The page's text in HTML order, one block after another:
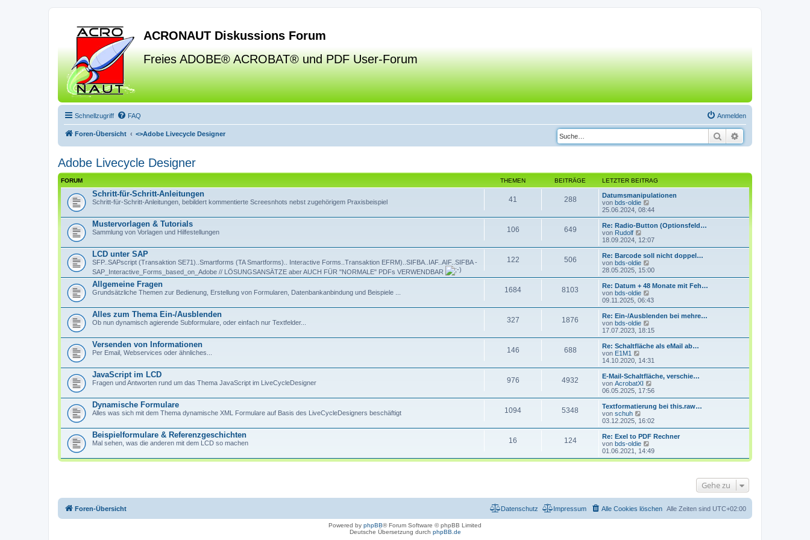
ACRONAUT Diskussions Forum
Freies ADOBE® ACROBAT® und PDF User-Forum
Schnellzugriff FAQ Anmelden
Foren-Übersicht <>Adobe Livecycle Designer Suche
Adobe Livecycle Designer
FORUM THEMEN BEITRÄGE LETZTER BEITRAG
Schritt-für-Schritt-Anleitungen
Schritt-für-Schritt-Anleitungen, bebildert kommentierte Screesnhots nebst zugehörigem Praxisbeispiel 41 288
Datumsmanipulationen
von bds-oldie
e
u
e
t
r
B
e
i
r
g
25.06.2024, 08:44
Mustervorlagen & Tutorials
Sammlung von Vorlagen und Hilfestellungen 106 649
Re: Radio-Button (Optionsfeld…
von Rudolf
e
u
e
s
t
r
B
e
i
r
a
g
18.09.2024, 12:07
LCD unter SAP
SFP..SAPscript (Transaktion SE71)..Smartforms (TA Smartforms).. Interactive Forms..Transaktion EFRM)..SIFBA..IAF..AIF..SIFBA -
SAP_Interactive_Forms_based_on_Adobe // LÖSUNGSANSÄTZE aber AUCH FÜR "NORMALE" PDFs VERWENDBAR
122 506
Re: Barcode soll nicht doppel…
von bds-oldie
e
u
e
t
B
e
i
r
g
28.05.2025, 15:00
Allgemeine Fragen
Grundsätzliche Themen zur Bedienung, Erstellung von Formularen, Datenbankanbindung und Beispiele ... 1684 8103
Re: Datum + 48 Monate mit Feh…
von bds-oldie
e
u
e
t
B
e
i
r
a
g
09.11.2025, 06:43
Alles zum Thema Ein-/Ausblenden
Ob nun dynamisch agierende Subformulare, oder einfach nur Textfelder... 327 1876
Re: Ein-/Ausblenden bei mehre…
von bds-oldie
e
u
e
t
r
B
e
i
r
g
17.07.2023, 18:15
Versenden von Informationen
Per Email, Webservices oder ähnliches... 146 688
Re: Schaltfläche als eMail ab…
von E1M1
e
u
e
s
t
B
e
i
r
a
g
14.10.2020, 14:31
JavaScript im LCD
Fragen und Antworten rund um das Thema JavaScript im LiveCycleDesigner 976 4932
E-Mail-Schaltfläche, verschie…
von AcrobatXI
e
u
e
s
t
r
B
e
i
t
06.05.2025, 17:56
Dynamische Formulare
Alles was sich mit dem Thema dynamische XML Formulare auf Basis des LiveCycleDesigners beschäftigt 1094 5348
Textformatierung bei this.raw…
von schuh
e
u
e
s
t
r
r
a
03.12.2025, 16:02
Beispielformulare & Referenzgeschichten
Mal sehen, was die anderen mit dem LCD so machen 16 124
Re: Exel to PDF Rechner
von bds-oldie
e
u
e
01.06.2021, 14:49
Gehe zu
Foren-Übersicht Alle Zeiten sind UTC+02:00
Alle Cookies löschen
Impressum
Datenschutz
Powered by phpBB® Forum Software © phpBB Limited
Deutsche Übersetzung durch phpBB.de